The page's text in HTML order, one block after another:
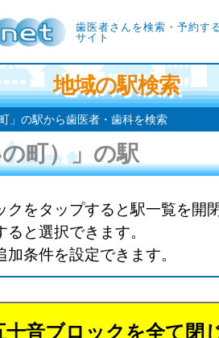
歯医者さんを検索・予約す
サイト
地域の駅検索
」の駅から歯医者・歯科を検索
の町）」の駅
クをタップすると駅一覧を開
と選択できます。
条件を設定できます。